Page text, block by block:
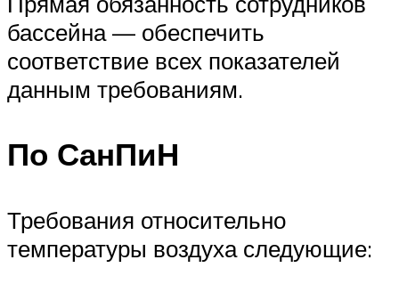
бассейна — обеспечить
соответствие всех показателей
данным требованиям.
По СанПиН
Требования относительно
температуры воздуха следующие: